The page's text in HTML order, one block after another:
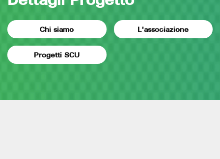
Chi siamo L'associazione
Progetti SCU